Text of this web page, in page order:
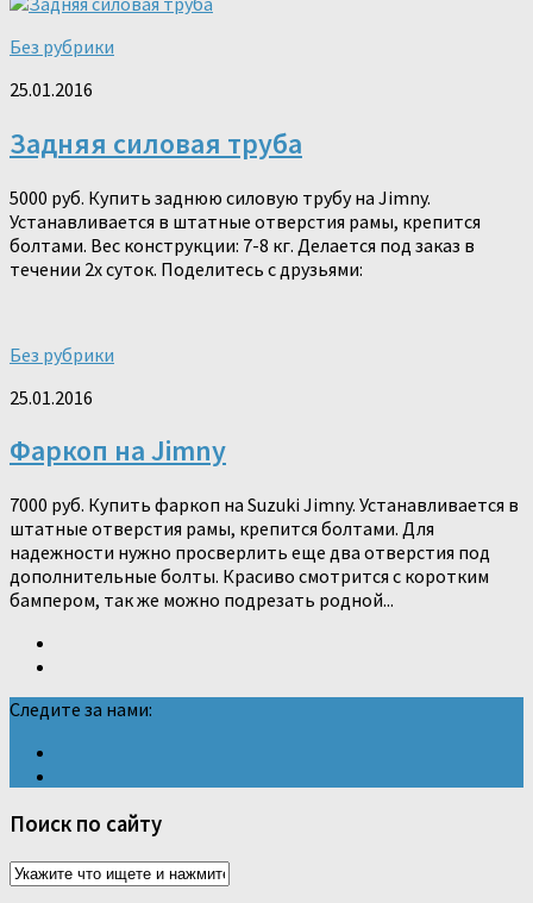
Без рубрики
25.01.2016
Задняя силовая труба
5000 руб. Купить заднюю силовую трубу на Jimny.
Устанавливается в штатные отверстия рамы, крепится
болтами. Вес конструкции: 7-8 кг. Делается под заказ в
течении 2х суток. Поделитесь с друзьями:
Без рубрики
25.01.2016
Фаркоп на Jimny
7000 руб. Купить фаркоп на Suzuki Jimny. Устанавливается в
штатные отверстия рамы, крепится болтами. Для
надежности нужно просверлить еще два отверстия под
дополнительные болты. Красиво смотрится с коротким
бампером, так же можно подрезать родной...
Следите за нами:
Поиск по сайту